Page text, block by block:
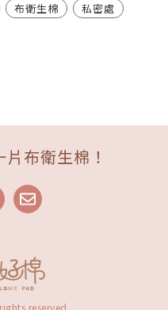
布衛生棉 私密處
布衛生棉！